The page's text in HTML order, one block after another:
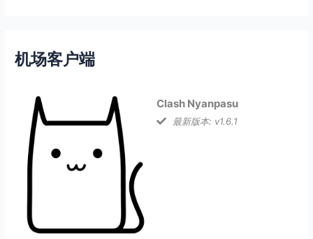
机场客户端
Clash Nyanpasu
最新版本: v1.6.1